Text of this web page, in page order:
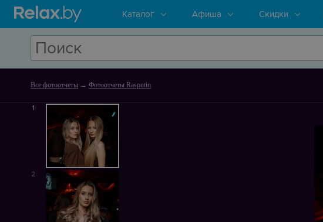
Каталог Афиша Скидки
Все фотоотчеты → Фотоотчеты Rasputin